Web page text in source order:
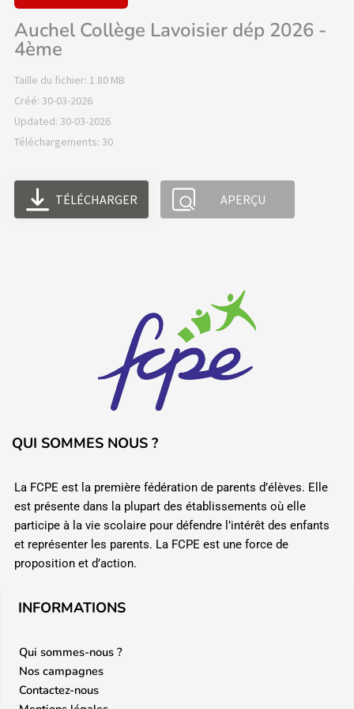
Auchel Collège Lavoisier dép 2026 -
4ème
Taille du fichier: 1.80 MB
Créé: 30-03-2026
Updated: 30-03-2026
Téléchargements: 30
TÉLÉCHARGER APERÇU
QUI SOMMES NOUS ?
La FCPE est la première fédération de parents d’élèves. Elle
est présente dans la plupart des établissements où elle
participe à la vie scolaire pour défendre l’intérêt des enfants
et représenter les parents. La FCPE est une force de
proposition et d’action.
INFORMATIONS
Qui sommes-nous ?
Nos campagnes
Contactez-nous